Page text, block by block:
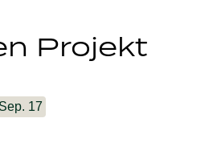
Projekt
17